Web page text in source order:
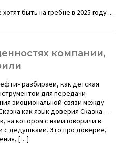
быть на гребне в 2025 году ...
компании,
разбираем, как детская
для передачи
эмоциональной связи между
как язык доверия Сказка —
на котором с нами говорили в
с дедушками. Это про доверие,
[…]